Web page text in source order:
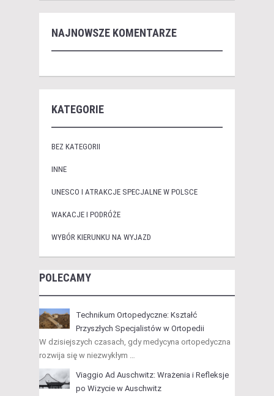
NAJNOWSZE KOMENTARZE
KATEGORIE
BEZ KATEGORII
INNE
UNESCO I ATRAKCJE SPECJALNE W POLSCE
WAKACJE I PODRÓŻE
WYBÓR KIERUNKU NA WYJAZD
POLECAMY
Technikum Ortopedyczne: Kształć
Przyszłych Specjalistów w Ortopedii
W dzisiejszych czasach, gdy medycyna ortopedyczna
rozwija się w niezwykłym …
Viaggio Ad Auschwitz: Wrażenia i Refleksje
po Wizycie w Auschwitz